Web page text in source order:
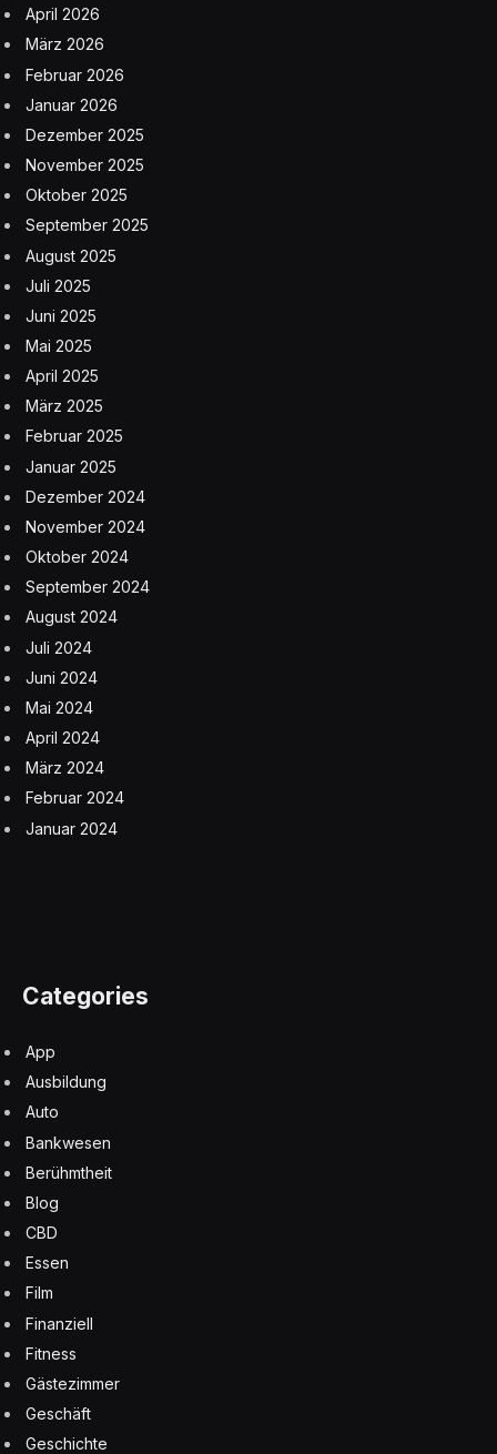
April 2026
März 2026
Februar 2026
Januar 2026
Dezember 2025
November 2025
Oktober 2025
September 2025
August 2025
Juli 2025
Juni 2025
Mai 2025
April 2025
März 2025
Februar 2025
Januar 2025
Dezember 2024
November 2024
Oktober 2024
September 2024
August 2024
Juli 2024
Juni 2024
Mai 2024
April 2024
März 2024
Februar 2024
Januar 2024
Categories
App
Ausbildung
Auto
Bankwesen
Berühmtheit
Blog
CBD
Essen
Film
Finanziell
Fitness
Gästezimmer
Geschäft
Geschichte